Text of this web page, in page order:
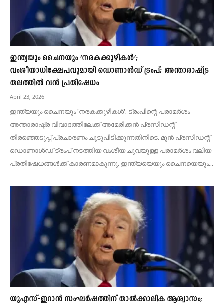
ഇന്ത്യയും ചൈനയും ‘നരകക്കുഴികൾ’;
വംശീയാധിക്ഷേപവുമായി ഡൊണാൾഡ് ട്രംപ്; അന്താരാഷ്ട്ര
തലത്തിൽ വൻ പ്രതിഷേധം
April 23, 2026
ഇന്ത്യയും ചൈനയും 'നരകക്കുഴികൾ'; ട്രംപിന്റെ പരാമർശം
അന്താരാഷ്ട്ര വിവാദത്തിലേക്ക് അമേരിക്കൻ പ്രസിഡന്റ്
തിരഞ്ഞെടുപ്പ് പ്രചാരണം ചൂടുപിടിക്കുന്നതിനിടെ, മുൻ പ്രസിഡന്റ്
ഡൊണാൾഡ് ട്രംപ് നടത്തിയ വംശീയ ചുവയുള്ള പരാമർശം വലിയ
പ്രതിഷേധങ്ങൾക്ക് കാരണമാകുന്നു. ഇന്ത്യയെയും ചൈനയെയും...
യുഎസ്-ഇറാൻ സംഘർഷത്തിന് താൽക്കാലിക ആശ്വാസം;